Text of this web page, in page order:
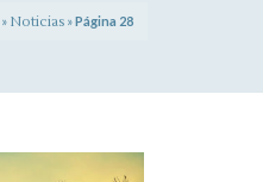
» Noticias »Página 28